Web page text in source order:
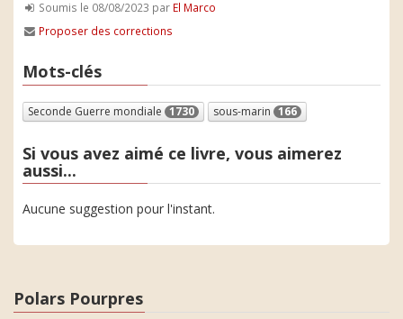
Soumis le 08/08/2023 par El Marco
Proposer des corrections
Mots-clés
Seconde Guerre mondiale 1730 sous-marin 166
Si vous avez aimé ce livre, vous aimerez
aussi...
Aucune suggestion pour l'instant.
Polars Pourpres